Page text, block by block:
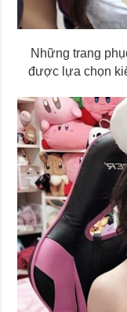
Những trang
được lựa chọn